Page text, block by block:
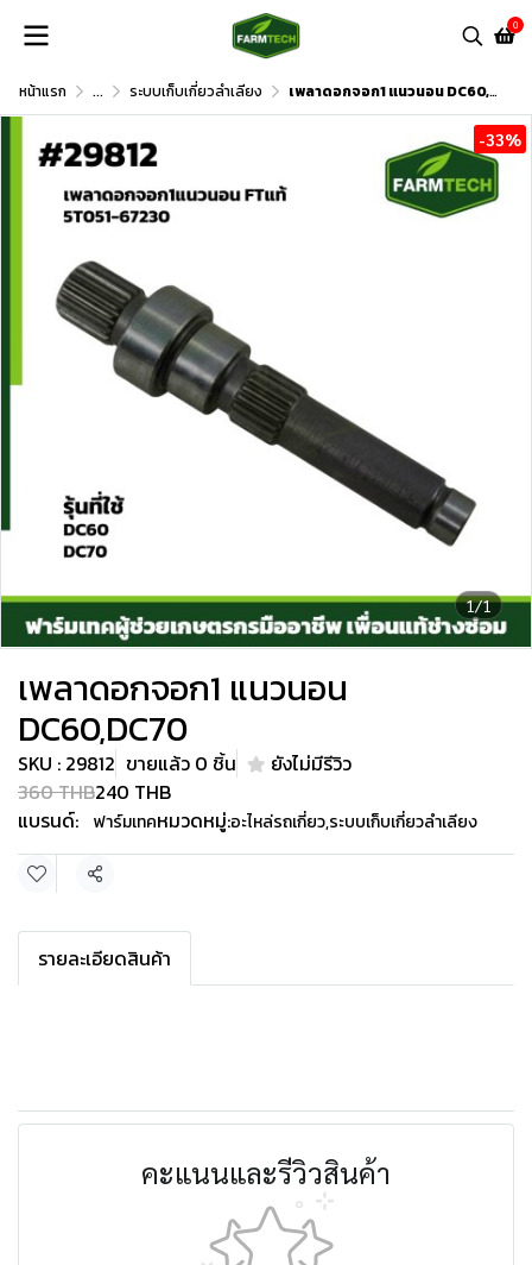
0
หน้าแรก ... ระบบเก็บเกี่ยวลำเลียง เพลาดอกจอก1 แนวนอน DC60,DC70
1/1
-33%
เพลาดอกจอก1 แนวนอน
DC60,DC70
SKU : 29812 ขายแล้ว 0 ชิ้น
ยังไม่มีรีวิว
360 THB240 THB
แบรนด์:
ฟาร์มเทคหมวดหมู่:อะไหล่รถเกี่ยว,ระบบเก็บเกี่ยวลำเลียง
แชร์
รายละเอียดสินค้า
คะแนนและรีวิวสินค้า